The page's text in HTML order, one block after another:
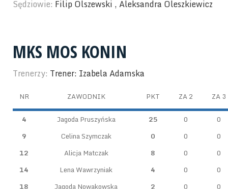
Sędziowie: Filip Olszewski , Aleksandra Oleszkiewicz
MKS MOS KONIN
Trenerzy: Trener: Izabela Adamska
NR ZAWODNIK PKT ZA 2 ZA 3
4 Jagoda Pruszyńska 25 0
0
9
Celina Szymczak 0 0
0
12
Alicja Matczak 8 0
0
14
Lena Wawrzyniak 4 0
0
18
Jagoda Nowakowska 2 0
0